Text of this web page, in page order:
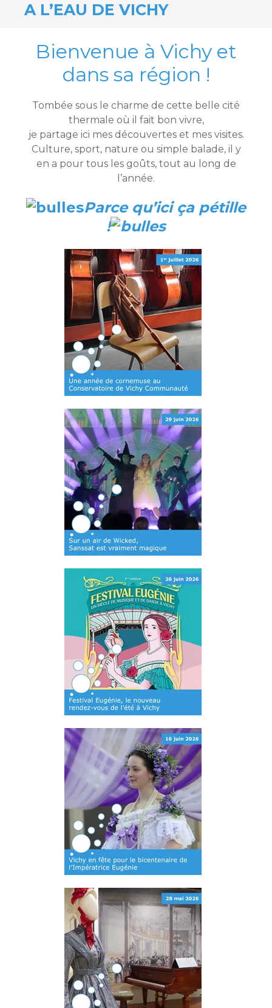
A L’EAU DE VICHY
Bienvenue à Vichy et
dans sa région !
Tombée sous le charme de cette belle cité
thermale où il fait bon vivre,
je partage ici mes découvertes et mes visites.
Culture, sport, nature ou simple balade, il y
en a pour tous les goûts, tout au long de
l’année.
Parce qu’ici ça pétille
!